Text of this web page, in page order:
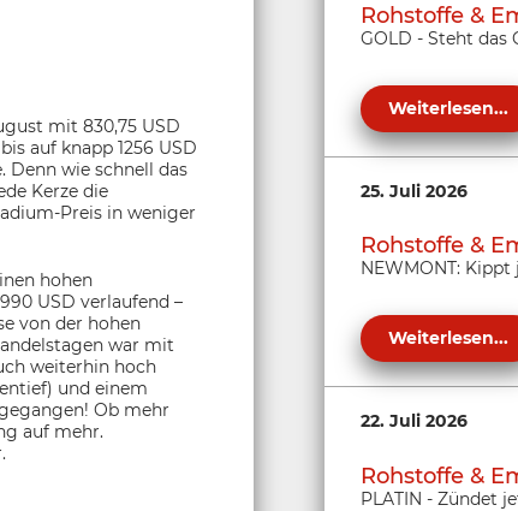
mit 830,75 USD
auf knapp 1256 USD
Denn wie schnell das
Kerze die
Preis in weniger
hohen
USD verlaufend –
von der hohen
war mit
weiterhin hoch
und einem
Ob mehr
auf mehr.
Rohstoffe &
GOLD - Steht das
Weiterlesen...
25. Juli 2026
Rohstoffe &
NEWMONT:
Weiterlesen...
22. Juli 2026
Rohstoffe &
PLATIN - Zündet